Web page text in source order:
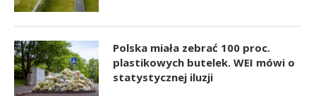
Polska miała zebrać 100 proc.
plastikowych butelek. WEI mówi o
statystycznej iluzji